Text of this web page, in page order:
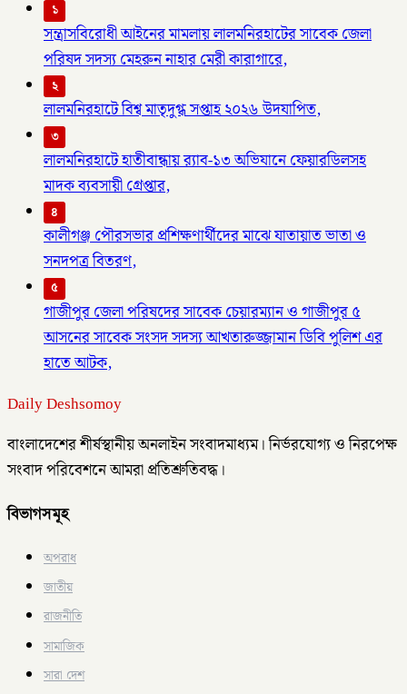
১
সন্ত্রাসবিরোধী আইনের মামলায় লালমনিরহাটের সাবেক জেলা
পরিষদ সদস্য মেহরুন নাহার মেরী কারাগারে,
২
লালমনিরহাটে বিশ্ব মাতৃদুগ্ধ সপ্তাহ ২০২৬ উদযাপিত,
৩
লালমনিরহাটে হাতীবান্ধায় র‌্যাব-১৩ অভিযানে ফেয়ারডিলসহ
মাদক ব্যবসায়ী গ্রেপ্তার,
৪
কালীগঞ্জ পৌরসভার প্রশিক্ষণার্থীদের মাঝে যাতায়াত ভাতা ও
সনদপত্র বিতরণ,
৫
গাজীপুর জেলা পরিষদের সাবেক চেয়ারম্যান ও গাজীপুর ৫
আসনের সাবেক সংসদ সদস্য আখতারুজ্জামান ডিবি পুলিশ এর
হাতে আটক,
Daily Deshsomoy
বাংলাদেশের শীর্ষস্থানীয় অনলাইন সংবাদমাধ্যম। নির্ভরযোগ্য ও নিরপেক্ষ
সংবাদ পরিবেশনে আমরা প্রতিশ্রুতিবদ্ধ।
বিভাগসমূহ
অপরাধ
জাতীয়
রাজনীতি
সামাজিক
সারা দেশ